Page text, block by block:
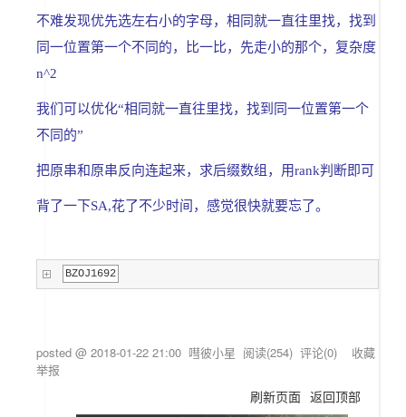
不难发现优先选左右小的字母，相同就一直往里找，找到
同一位置第一个不同的，比一比，先走小的那个，复杂度
n^2
我们可以优化“相同就一直往里找，找到同一位置第一个
不同的”
把原串和原串反向连起来，求后缀数组，用rank判断即可
背了一下SA,花了不少时间，感觉很快就要忘了。
BZOJ1692
posted @ 2018-01-22 21:00 嘒彼小星 阅读(254) 评论(0) 收藏
举报
刷新页面 返回顶部